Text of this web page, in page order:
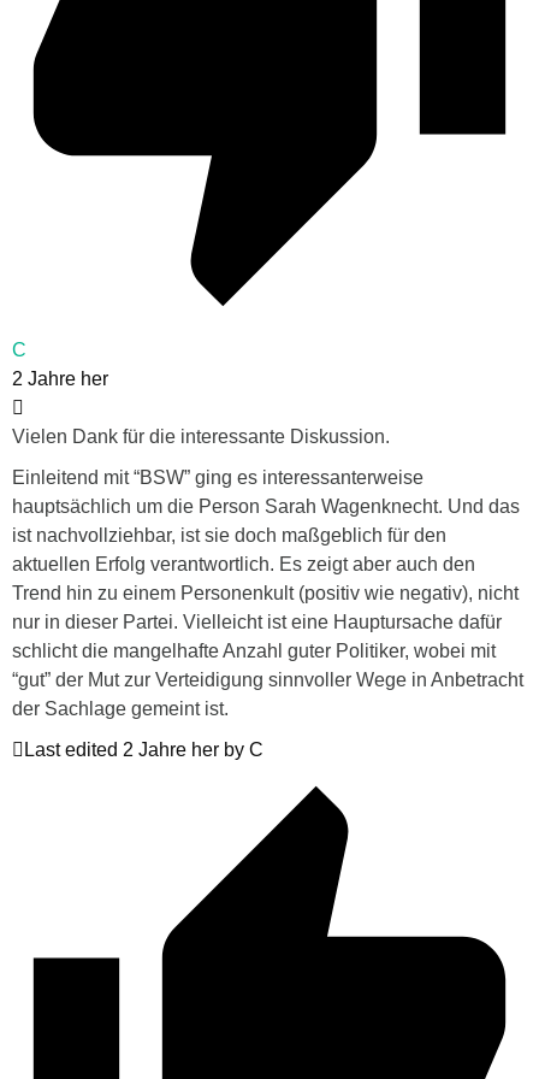
C
2 Jahre her
Vielen Dank für die interessante Diskussion.
Einleitend mit “BSW” ging es interessanterweise
hauptsächlich um die Person Sarah Wagenknecht. Und das
ist nachvollziehbar, ist sie doch maßgeblich für den
aktuellen Erfolg verantwortlich. Es zeigt aber auch den
Trend hin zu einem Personenkult (positiv wie negativ), nicht
nur in dieser Partei. Vielleicht ist eine Hauptursache dafür
schlicht die mangelhafte Anzahl guter Politiker, wobei mit
“gut” der Mut zur Verteidigung sinnvoller Wege in Anbetracht
der Sachlage gemeint ist.
Last edited 2 Jahre her by C